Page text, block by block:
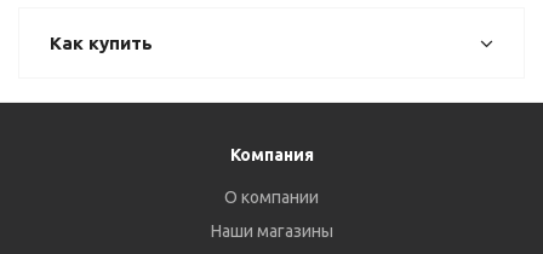
Как купить
Компания
О компании
Наши магазины